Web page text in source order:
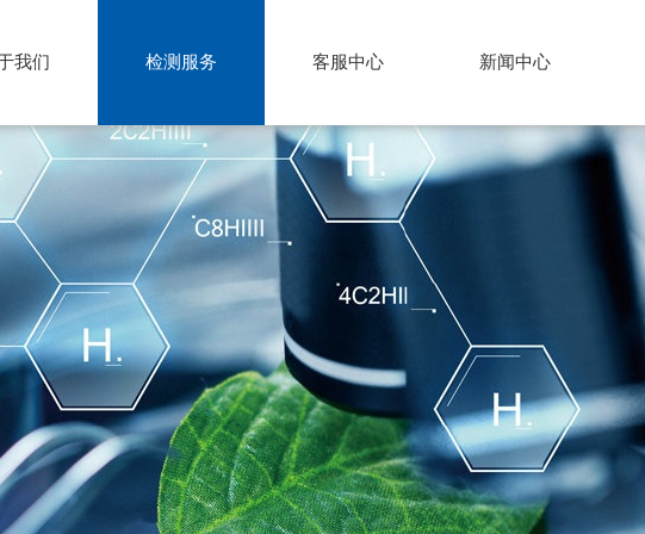
我们 检测服务 客服中心 新闻中心